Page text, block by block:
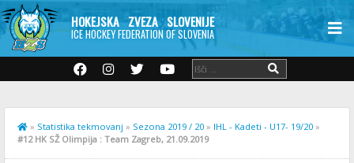
HOKEJSKA ZVEZA SLOVENIJE
ICE HOCKEY FEDERATION OF SLOVENIA
» Statistika tekmovanj » Sezona 2019 / 20 » IHL - Kadeti - U17- 19/20 »
#12 HK SŽ Olimpija : Team Zagreb, 21.09.2019